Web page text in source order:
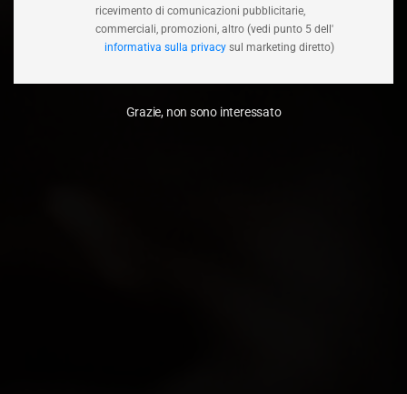
ricevimento di comunicazioni pubblicitarie,
commerciali, promozioni, altro (vedi punto 5 dell'
informativa sulla privacy sul marketing diretto)
Grazie, non sono interessato